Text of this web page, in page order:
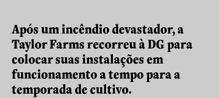
Após um incêndio devastador, a
Taylor Farms recorreu à DG para
colocar suas instalações em
funcionamento a tempo para a
temporada de cultivo.